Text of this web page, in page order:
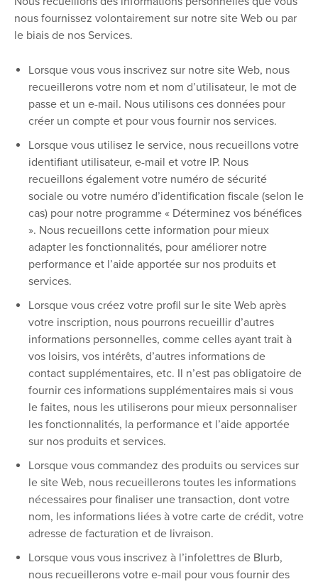
nous fournissez volontairement sur notre site Web ou par
le biais de nos Services.
Lorsque vous vous inscrivez sur notre site Web, nous
recueillerons votre nom et nom d’utilisateur, le mot de
passe et un e-mail. Nous utilisons ces données pour
créer un compte et pour vous fournir nos services.
Lorsque vous utilisez le service, nous recueillons votre
identifiant utilisateur, e-mail et votre IP. Nous
recueillons également votre numéro de sécurité
sociale ou votre numéro d’identification fiscale (selon le
cas) pour notre programme « Déterminez vos bénéfices
». Nous recueillons cette information pour mieux
adapter les fonctionnalités, pour améliorer notre
performance et l’aide apportée sur nos produits et
services.
Lorsque vous créez votre profil sur le site Web après
votre inscription, nous pourrons recueillir d’autres
informations personnelles, comme celles ayant trait à
vos loisirs, vos intérêts, d’autres informations de
contact supplémentaires, etc. Il n’est pas obligatoire de
fournir ces informations supplémentaires mais si vous
le faites, nous les utiliserons pour mieux personnaliser
les fonctionnalités, la performance et l’aide apportée
sur nos produits et services.
Lorsque vous commandez des produits ou services sur
le site Web, nous recueillerons toutes les informations
nécessaires pour finaliser une transaction, dont votre
nom, les informations liées à votre carte de crédit, votre
adresse de facturation et de livraison.
Lorsque vous vous inscrivez à l’infolettres de Blurb,
nous recueillerons votre e-mail pour vous fournir des